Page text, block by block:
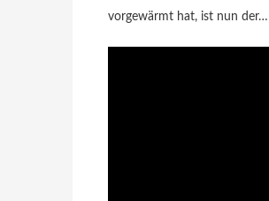
vorgewärmt hat, ist nun der…